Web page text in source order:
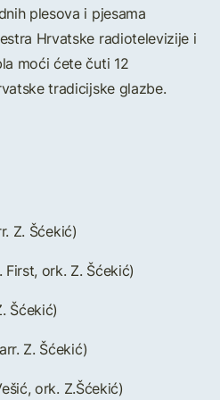
plesova i pjesama
Hrvatske radiotelevizije i
moći ćete čuti 12
tradicijske glazbe.
Z. Šćekić)
ork. Z. Šćekić)
Šćekić)
Z. Šćekić)
ork. Z.Šćekić)